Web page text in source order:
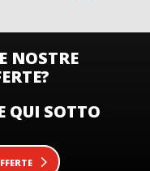
NOSTRE
QUI SOTTO